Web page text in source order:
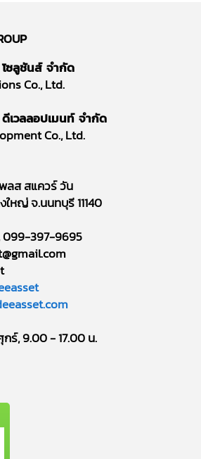
ซลูชันส์ จำกัด
Co., Ltd.
เวลลอปเมนท์ จำกัด
Co., Ltd.
พลส สแควร์ วัน
ใหญ่ จ.นนทบุรี 11140
397-9695
ร์, 9.00 - 17.00 น.